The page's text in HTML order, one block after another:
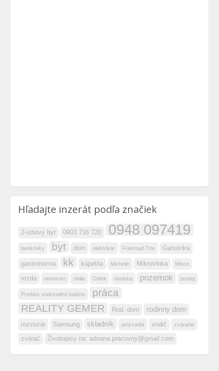
Hľadajte inzerát podľa značiek
2-izbovy byt 0903 716 720 0948 097419
bankovky byt dom elektrikar Freeroad Trix Garsónka
gastronomia kk kúpelňa Michelin Mikrovlnka Mince
mzda nemecko obilie Oblek obsluha pozemok predaj
Predám vodovodnú batériu práca
REALITY GEMER Rod. dom rodinny dom
rozvozár Samsung skladník umývadlá vodič zváranie
zvárač Životopisy na:adriana.pracovny@gmail.com